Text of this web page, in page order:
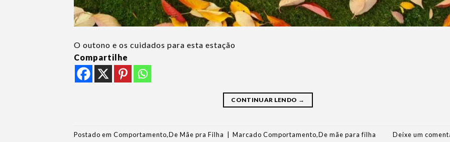
O outono e os cuidados para esta estação
Compartilhe
CONTINUAR LENDO →
Postado em Comportamento,De Mãe pra Filha | Marcado Comportamento,De mãe para filha Deixe um